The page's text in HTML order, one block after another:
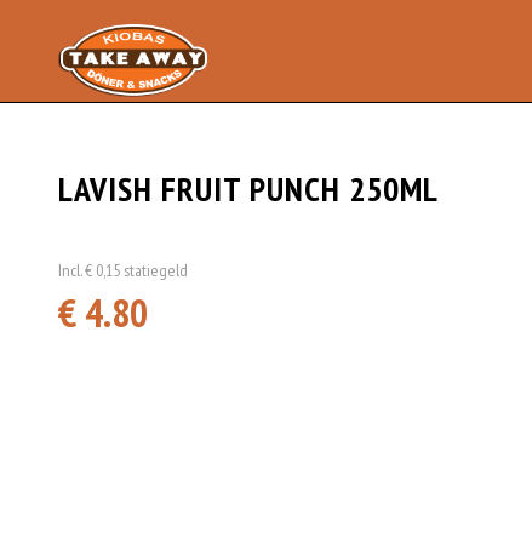
LAVISH FRUIT PUNCH 250ML
Incl. € 0,15 statiegeld
€ 4.80